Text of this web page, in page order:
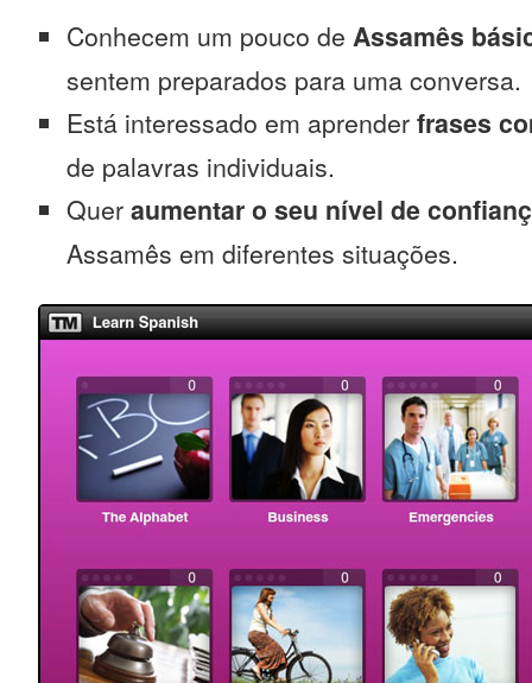
Conhecem um pouco de Assamês
sentem preparados para uma conversa.
Está interessado em aprender frases
de palavras individuais.
Quer aumentar o seu nível de
Assamês em diferentes situações.